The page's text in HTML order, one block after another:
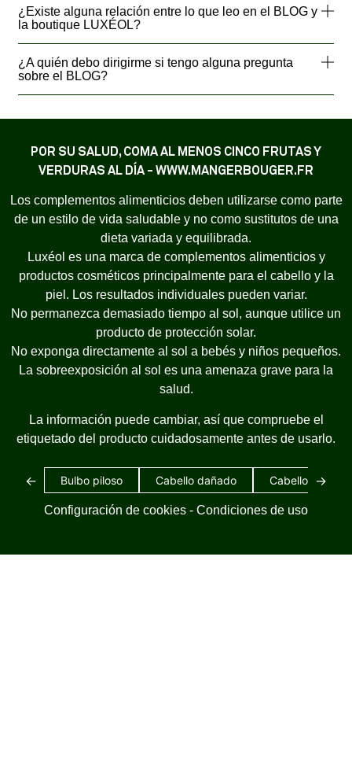
¿Existe alguna relación entre lo que leo en el BLOG y
la boutique LUXÉOL?
¿A quién debo dirigirme si tengo alguna pregunta
sobre el BLOG?
POR SU SALUD, COMA AL MENOS CINCO FRUTAS Y
VERDURAS AL DÍA - WWW.MANGERBOUGER.FR
Los complementos alimenticios deben utilizarse como parte
de un estilo de vida saludable y no como sustitutos de una
dieta variada y equilibrada.
Luxéol es una marca de complementos alimenticios y
productos cosméticos principalmente para el cabello y la
piel. Los resultados individuales pueden variar.
No permanezca demasiado tiempo al sol, aunque utilice un
producto de protección solar.
No exponga directamente al sol a bebés y niños pequeños.
La sobreexposición al sol es una amenaza grave para la
salud.
La información puede cambiar, así que compruebe el
etiquetado del producto cuidadosamente antes de usarlo.
← Bulbo piloso Cabello dañado Cabello blanco
→
Configuración de cookies - Condiciones de uso